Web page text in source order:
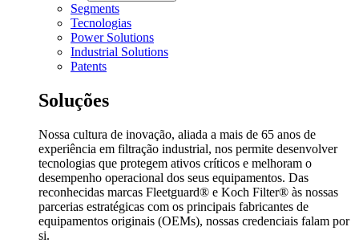
Segments
Tecnologias
Power Solutions
Industrial Solutions
Patents
Soluções
Nossa cultura de inovação, aliada a mais de 65 anos de
experiência em filtração industrial, nos permite desenvolver
tecnologias que protegem ativos críticos e melhoram o
desempenho operacional dos seus equipamentos. Das
reconhecidas marcas Fleetguard® e Koch Filter® às nossas
parcerias estratégicas com os principais fabricantes de
equipamentos originais (OEMs), nossas credenciais falam por
si.